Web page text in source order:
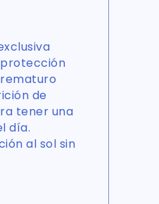
de
tener una
día.
al sol sin